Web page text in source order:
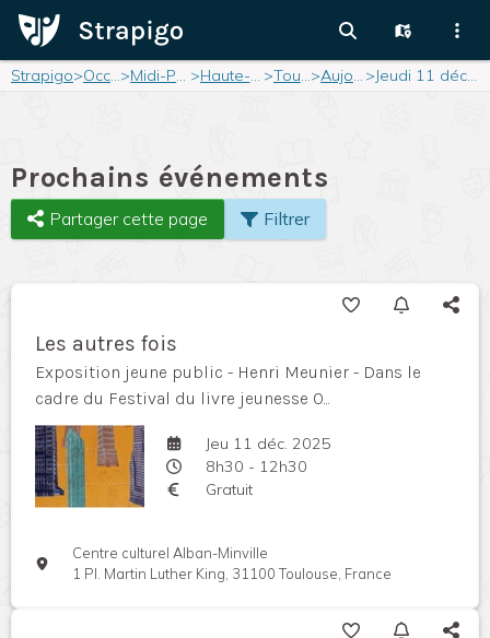
Strapigo> Occitanie> Midi-Pyrénées > Haute-Garonne > Toulouse> Aujourd'hui > Jeudi 11 décembre 2025
Prochains événements
Partager cette page Filtrer
Les autres fois
Exposition jeune public - Henri Meunier - Dans le
cadre du Festival du livre jeunesse O...
Jeu 11 déc. 2025
8h30 - 12h30
Gratuit
Centre culturel Alban-Minville
1 Pl. Martin Luther King, 31100 Toulouse, France